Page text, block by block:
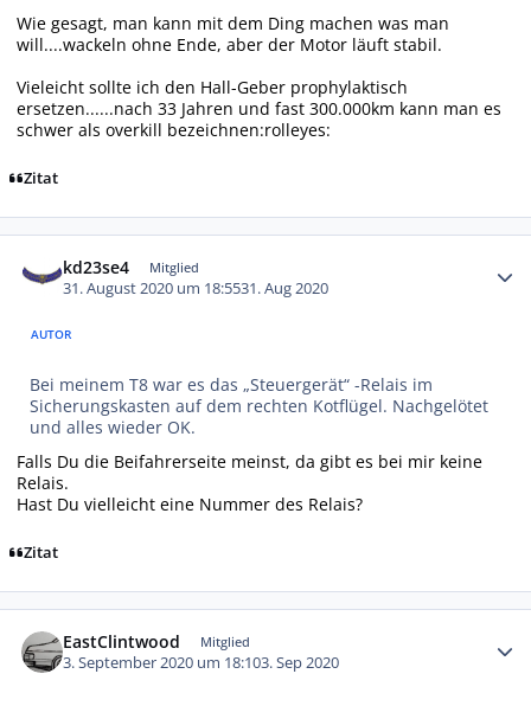
Wie gesagt, man kann mit dem Ding machen was man
will....wackeln ohne Ende, aber der Motor läuft stabil.
Vieleicht sollte ich den Hall-Geber prophylaktisch
ersetzen......nach 33 Jahren und fast 300.000km kann man es
schwer als overkill bezeichnen:rolleyes:
Zitat
kd23se4 Mitglied
31. August 2020 um 18:5531. Aug 2020
AUTOR
Bei meinem T8 war es das „Steuergerät“ -Relais im
Sicherungskasten auf dem rechten Kotflügel. Nachgelötet
und alles wieder OK.
Falls Du die Beifahrerseite meinst, da gibt es bei mir keine
Relais.
Hast Du vielleicht eine Nummer des Relais?
Zitat
EastClintwood Mitglied
3. September 2020 um 18:103. Sep 2020